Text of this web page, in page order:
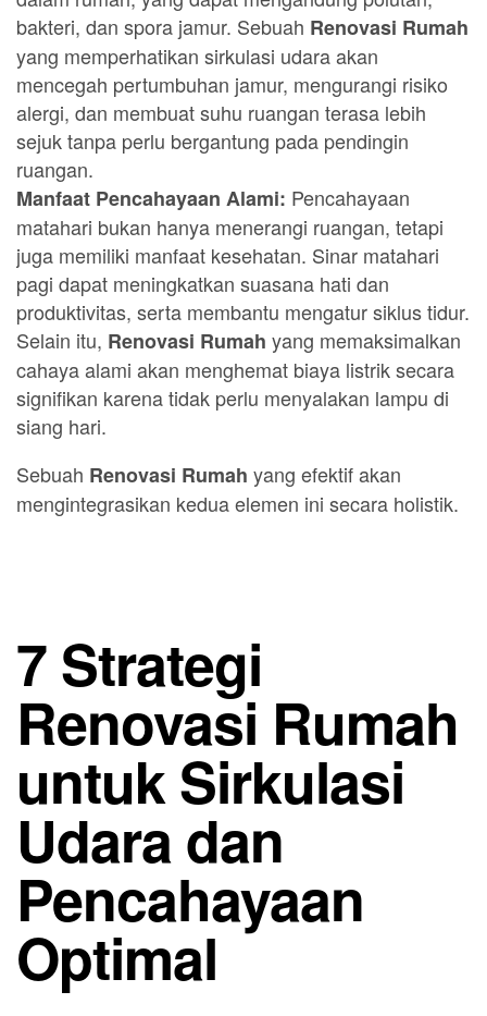
bakteri, dan spora jamur. Sebuah Renovasi Rumah
yang memperhatikan sirkulasi udara akan
mencegah pertumbuhan jamur, mengurangi risiko
alergi, dan membuat suhu ruangan terasa lebih
sejuk tanpa perlu bergantung pada pendingin
ruangan.
Manfaat Pencahayaan Alami: Pencahayaan
matahari bukan hanya menerangi ruangan, tetapi
juga memiliki manfaat kesehatan. Sinar matahari
pagi dapat meningkatkan suasana hati dan
produktivitas, serta membantu mengatur siklus tidur.
Selain itu, Renovasi Rumah yang memaksimalkan
cahaya alami akan menghemat biaya listrik secara
signifikan karena tidak perlu menyalakan lampu di
siang hari.
Sebuah Renovasi Rumah yang efektif akan
mengintegrasikan kedua elemen ini secara holistik.
7 Strategi
Renovasi Rumah
untuk Sirkulasi
Udara dan
Pencahayaan
Optimal